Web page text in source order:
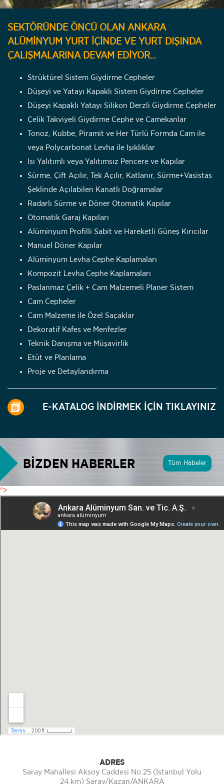
SEKTÖRÜNDE ÖNCÜ OLAN ANKARA
ALÜMİNYUM YURT İÇİNDE VE YURT DIŞINDA
ÇALIŞMALARINA DEVAM EDİYOR...
Strüktürel Sistem Giydirme Cepheler
Düşeyi ve Yatayı Kapaklı Sistem Giydirme Cepheler
Düşeyi Kapaklı Yatayı Silikon Derzli Giydirme Cepheler
Çelik Takviyeli Giydirme Cephe ve Camekanlar
Tonoz, Kubbe, Piramit ve Her Türlü Formda Cam ile
veya Polycarbonat Levha ile Işıklıklar
Isı Yalıtımlı veya Yalıtımsız Pencere ve Kapılar
Sürme, Çift Açılır, Tek Açılır, Katlanır, Sürme+Vasistas
Şeklinde Açılabilen Kanatlı Doğramalar
Radarlı Sürme ve Döner Otomatik Kapılar
Otomatik Garaj Kapıları
Alüminyum Profilli Sabit ve Hareketli Güneş Kırıcılar
Manuel Döner Kapılar
Alüminyum Levha Cephe Kaplamaları
Kompozit Levha Cephe Kaplamaları
Paslanmaz Çelik + Cam Malzemeli Planer Sistem
Cam Cepheler
Cam Malzeme ile Özel Saçaklar
Dekoratif Kafes ve Menfezler
Teknik Danışma ve Müşavirlik
Etüt ve Planlama
Proje ve Detaylandırma
E-KATALOG İNDİRMEK İÇİN TIKLAYINIZ
BİZDEN HABERLER Tüm Habeler
">
ADRES
Saray Mahallesi Aksoy Caddesi No:25 (İstanbul Yolu
24.km) Saray/Kazan/ANKARA